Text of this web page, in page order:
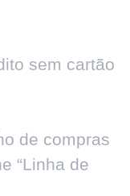
sem cartão
de compras
“Linha de